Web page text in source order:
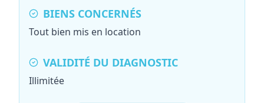
BIENS CONCERNÉS
Tout bien mis en location
VALIDITÉ DU DIAGNOSTIC
Illimitée